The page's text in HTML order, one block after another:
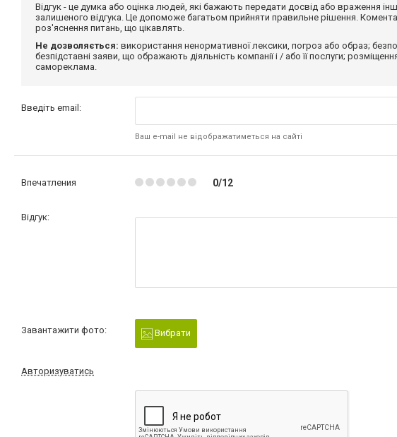
Відгук - це думка або оцінка людей, які бажають передати досвід або враження
залишеного відгука. Це допоможе багатьом прийняти правильне рішення.
роз'яснення питань, що цікавлять.
Не дозволяється: використання ненормативної лексики, погроз або образ;
безпідставні заяви, що ображають діяльність компанії і / або її послуги;
самореклама.
Введіть email:
Ваш e-mail не відображатиметься на сайті
Впечатления 0/12
Відгук:
Завантажити фото: Вибрати
Авторизуватись